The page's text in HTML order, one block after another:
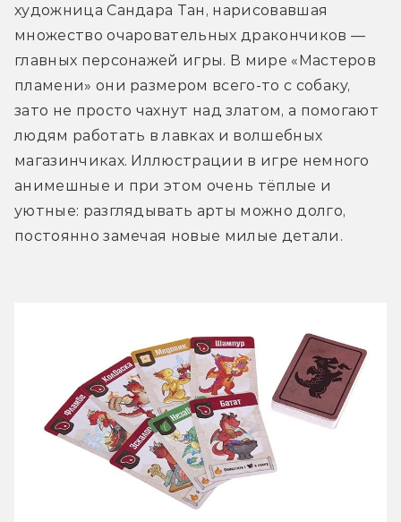
художница Сандара Тан, нарисовавшая
множество очаровательных дракончиков —
главных персонажей игры. В мире «Мастеров
пламени» они размером всего-то с собаку,
зато не просто чахнут над златом, а помогают
людям работать в лавках и волшебных
магазинчиках. Иллюстрации в игре немного
анимешные и при этом очень тёплые и
уютные: разглядывать арты можно долго,
постоянно замечая новые милые детали.